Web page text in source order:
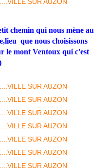
chemin qui nous mène au
que nous choisissons
le mont Ventoux qui c'est